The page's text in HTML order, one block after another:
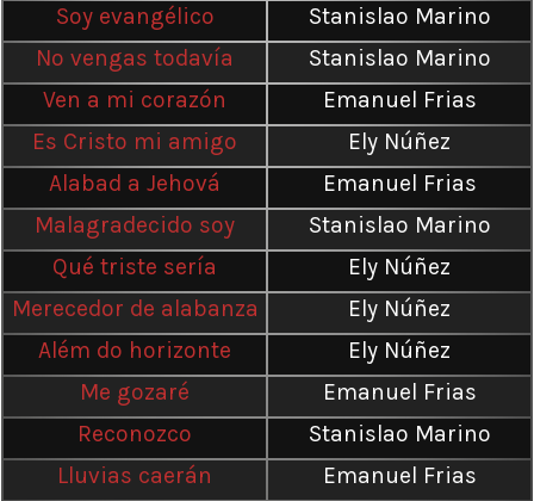
Soy evangélico
Stanislao Marino
No vengas todavía
Stanislao Marino
Ven a mi corazón
Emanuel Frias
Es Cristo mi amigo
Ely Núñez
Alabad a Jehová
Emanuel Frias
Malagradecido soy
Stanislao Marino
Qué triste sería
Ely Núñez
Merecedor de alabanza
Ely Núñez
Além do horizonte
Ely Núñez
Me gozaré
Emanuel Frias
Reconozco
Stanislao Marino
Lluvias caerán
Emanuel Frias